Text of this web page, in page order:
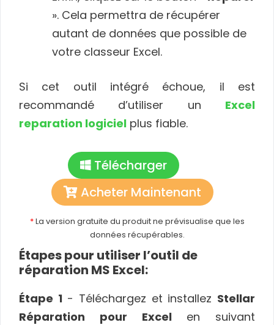
». Cela permettra de récupérer
autant de données que possible de
votre classeur Excel.
Si cet outil intégré échoue, il est
recommandé d’utiliser un Excel
reparation logiciel plus fiable.
Télécharger
Acheter Maintenant
*La version gratuite du produit ne prévisualise que les
données récupérables.
Étapes pour utiliser l’outil de
réparation MS Excel:
Étape 1- Téléchargez et installez Stellar
Réparation pour Excelen suivant